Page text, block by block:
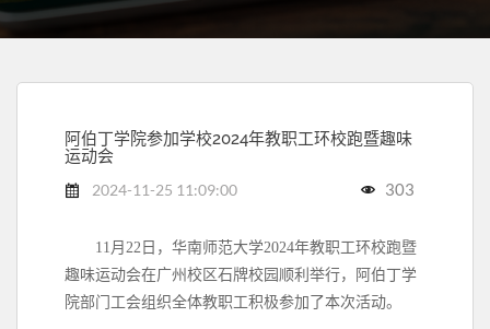
阿伯丁学院参加学校2024年教职工环校跑暨趣味
运动会
2024-11-25 11:09:00 303
11月22日，华南师范大学2024年教职工环校跑暨
趣味运动会在广州校区石牌校园顺利举行，阿伯丁学
院部门工会组织全体教职工积极参加了本次活动。